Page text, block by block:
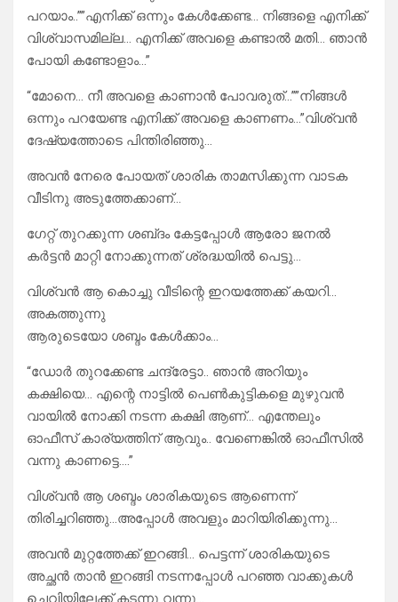
പറയാം..””എനിക്ക് ഒന്നും കേൾക്കേണ്ട… നിങ്ങളെ എനിക്ക്
വിശ്വാസമില്ല… എനിക്ക് അവളെ കണ്ടാൽ മതി… ഞാൻ
പോയി കണ്ടോളാം…”
“മോനെ… നീ അവളെ കാണാൻ പോവരുത്…””നിങ്ങൾ
ഒന്നും പറയേണ്ട എനിക്ക് അവളെ കാണണം…”വിശ്വൻ
ദേഷ്യത്തോടെ പിന്തിരിഞ്ഞു…
അവൻ നേരെ പോയത് ശാരിക താമസിക്കുന്ന വാടക
വീടിനു അടുത്തേക്കാണ്…
ഗേറ്റ് തുറക്കുന്ന ശബ്‍ദം കേട്ടപ്പോൾ ആരോ ജനൽ
കർട്ടൻ മാറ്റി നോക്കുന്നത് ശ്രദ്ധയിൽ പെട്ടു…
വിശ്വൻ ആ കൊച്ചു വീടിന്റെ ഇറയത്തേക്ക് കയറി…
അകത്തുന്നു
ആരുടെയോ ശബ്ദം കേൾക്കാം…
“ഡോർ തുറക്കേണ്ട ചന്ദ്രേട്ടാ.. ഞാൻ അറിയും
കക്ഷിയെ… എന്റെ നാട്ടിൽ പെൺകുട്ടികളെ മുഴുവൻ
വായിൽ നോക്കി നടന്ന കക്ഷി ആണ്… എന്തേലും
ഓഫീസ് കാര്യത്തിന് ആവും.. വേണെങ്കിൽ ഓഫീസിൽ
വന്നു കാണട്ടെ….”
വിശ്വൻ ആ ശബ്ദം ശാരികയുടെ ആണെന്ന്
തിരിച്ചറിഞ്ഞു…അപ്പോൾ അവളും മാറിയിരിക്കുന്നു…
അവൻ മുറ്റത്തേക്ക് ഇറങ്ങി… പെട്ടന്ന് ശാരികയുടെ
അച്ഛൻ താൻ ഇറങ്ങി നടന്നപ്പോൾ പറഞ്ഞ വാക്കുകൾ